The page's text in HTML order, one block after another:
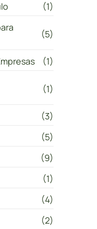
(1)
(5)
(1)
(1)
(3)
(5)
(9)
(1)
(4)
(2)